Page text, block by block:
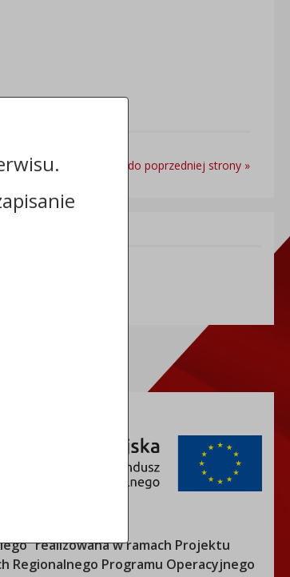
Powrót do poprzedniej strony »
” realizowana w ramach Projektu
Regionalnego Programu Operacyjnego